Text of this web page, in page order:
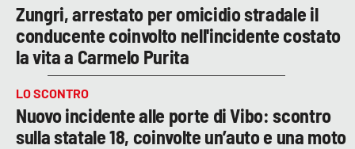
Zungri, arrestato per omicidio stradale il
conducente coinvolto nell'incidente costato
la vita a Carmelo Purita
LO SCONTRO
Nuovo incidente alle porte di Vibo: scontro
sulla statale 18, coinvolte un’auto e una moto